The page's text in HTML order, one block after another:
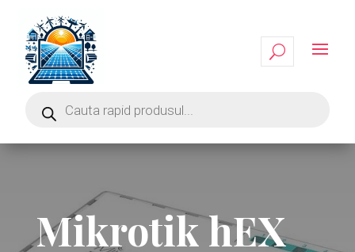
Mikrotik hEX